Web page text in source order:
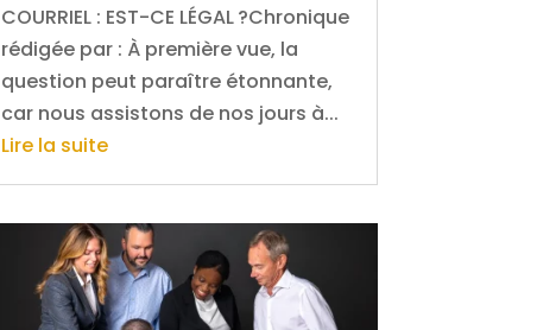
COURRIEL : EST-CE LÉGAL ?Chronique
rédigée par : À première vue, la
question peut paraître étonnante,
car nous assistons de nos jours à...
Lire la suite